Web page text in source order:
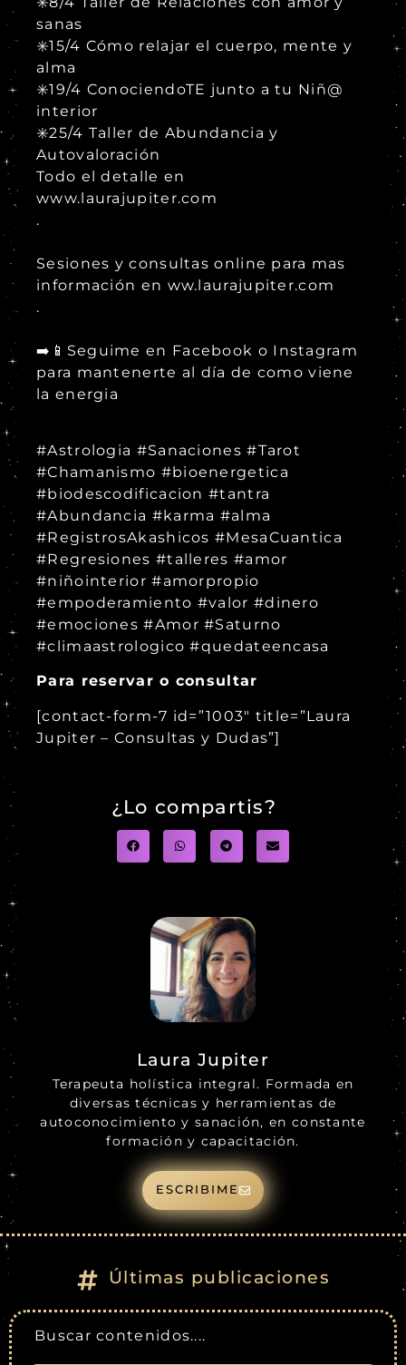
sanas
✳️15/4 Cómo relajar el cuerpo, mente y
alma
✳️19/4 ConociendoTE junto a tu Niñ@
interior
✳️25/4 Taller de Abundancia y
Autovaloración
Todo el detalle en
www.laurajupiter.com
.
Sesiones y consultas online para mas
información en ww.laurajupiter.com
.
➡️📱Seguime en Facebook o Instagram
para mantenerte al día de como viene
la energia
#Astrologia #Sanaciones #Tarot
#Chamanismo #bioenergetica
#biodescodificacion #tantra
#Abundancia #karma #alma
#RegistrosAkashicos #MesaCuantica
#Regresiones #talleres #amor
#niñointerior #amorpropio
#empoderamiento #valor #dinero
#emociones #Amor #Saturno
#climaastrologico #quedateencasa
Para reservar o consultar
[contact-form-7 id=”1003″ title=”Laura
Jupiter – Consultas y Dudas”]
¿Lo compartis?
Laura Jupiter
Terapeuta holística integral. Formada en
diversas técnicas y herramientas de
autoconocimiento y sanación, en constante
formación y capacitación.
ESCRIBIME
Últimas publicaciones